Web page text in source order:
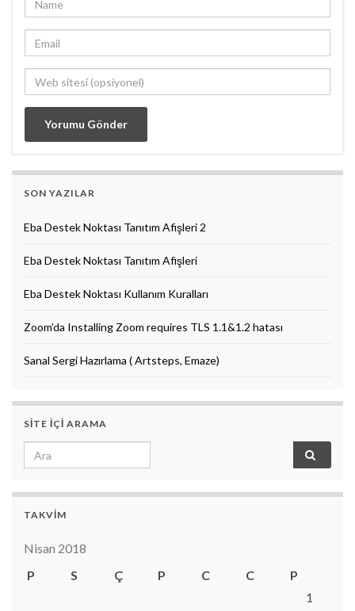
SON YAZILAR
Eba Destek Noktası Tanıtım Afişleri 2
Eba Destek Noktası Tanıtım Afişleri
Eba Destek Noktası Kullanım Kuralları
Zoom’da Installing Zoom requires TLS 1.1&1.2 hatası
Sanal Sergi Hazırlama ( Artsteps, Emaze)
SITE IÇI ARAMA
Search for:
TAKVIM
Nisan 2018
P
S Ç P C C
P
1